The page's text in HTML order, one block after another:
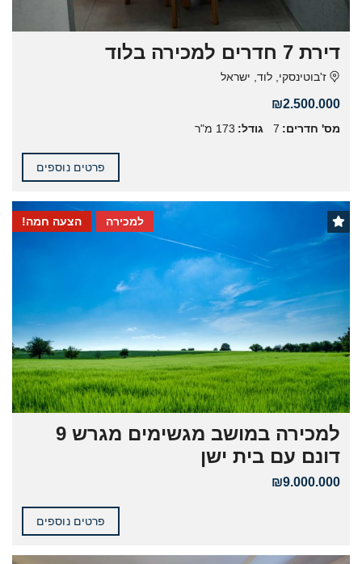
דירת 7 חדרים למכירה בלוד
ז'בוטינסקי, לוד, ישראל
₪2.500.000
מס' חדרים: 7 גודל: 173 מ"ר
פרטים נוספים
הצעה חמה! למכירה
למכירה במושב מגשימים מגרש 9
דונם עם בית ישן
₪9.000.000
פרטים נוספים